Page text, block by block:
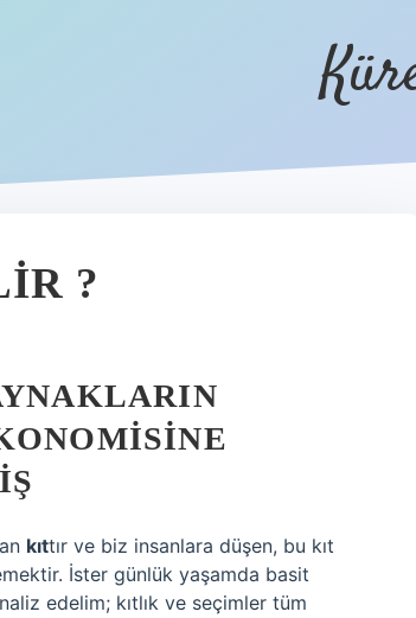
?
kıttır ve biz insanlara düşen, bu kıt
İster günlük yaşamda basit
edelim; kıtlık ve seçimler tüm